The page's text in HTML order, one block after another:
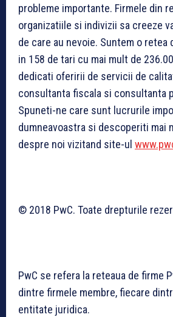
probleme importante. Firmele din
organizatiile si indivizii sa creeze
de care au nevoie. Suntem o retea
in 158 de tari cu mai mult de
dedicati oferirii de servicii de
consultanta fiscala si consultanta
Spuneti-ne care sunt lucrurile
dumneavoastra si descoperiti mai
despre noi vizitand site-ul
© 2018 PwC. Toate drepturile
PwC se refera la reteaua de firme
dintre firmele membre, fiecare
entitate juridica.